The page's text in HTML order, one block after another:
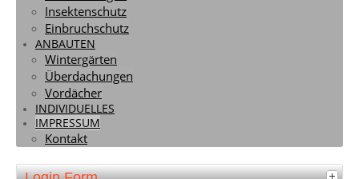
Anbauten
Wintergärten / Überdachung / Vordächer
Insektenschutz
Einbruchschutz
ANBAUTEN
Wintergärten
Überdachungen
Vordächer
INDIVIDUELLES
IMPRESSUM
Kontakt